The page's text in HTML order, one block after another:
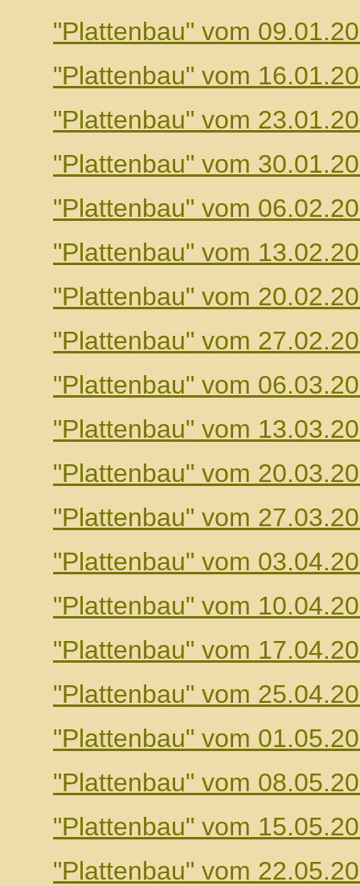
"Plattenbau" vom
"Plattenbau" vom
"Plattenbau" vom
"Plattenbau" vom
"Plattenbau" vom
"Plattenbau" vom
"Plattenbau" vom
"Plattenbau" vom
"Plattenbau" vom
"Plattenbau" vom
"Plattenbau" vom
"Plattenbau" vom
"Plattenbau" vom
"Plattenbau" vom
"Plattenbau" vom
"Plattenbau" vom
"Plattenbau" vom
"Plattenbau" vom
"Plattenbau" vom
"Plattenbau" vom